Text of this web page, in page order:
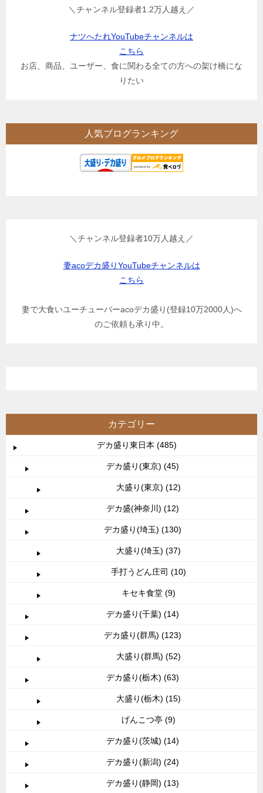
＼チャンネル登録者1.2万人越え／
ナツへたれYouTubeチャンネルは
こちら
お店、商品、ユーザー、食に関わる全ての方への架け橋にな
りたい
人気ブログランキング
＼チャンネル登録者10万人越え／
妻acoデカ盛りYouTubeチャンネルは
こちら
妻で大食いユーチューバーacoデカ盛り(登録10万2000人)へ
のご依頼も承り中。
カテゴリー
デカ盛り東日本 (485)
デカ盛り(東京) (45)
大盛り(東京) (12)
デカ盛(神奈川) (12)
デカ盛り(埼玉) (130)
大盛り(埼玉) (37)
手打うどん庄司 (10)
キセキ食堂 (9)
デカ盛り(千葉) (14)
デカ盛り(群馬) (123)
大盛り(群馬) (52)
デカ盛り(栃木) (63)
大盛り(栃木) (15)
げんこつ亭 (9)
デカ盛り(茨城) (14)
デカ盛り(新潟) (24)
デカ盛り(静岡) (13)